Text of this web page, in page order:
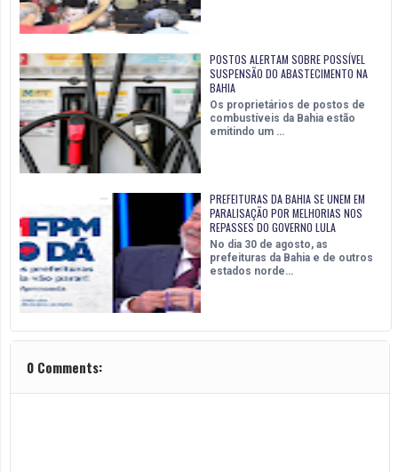
POSTOS ALERTAM SOBRE POSSÍVEL
SUSPENSÃO DO ABASTECIMENTO NA
BAHIA
Os proprietários de postos de
combustíveis da Bahia estão
emitindo um …
PREFEITURAS DA BAHIA SE UNEM EM
PARALISAÇÃO POR MELHORIAS NOS
REPASSES DO GOVERNO LULA
No dia 30 de agosto, as
prefeituras da Bahia e de outros
estados norde…
0 Comments: